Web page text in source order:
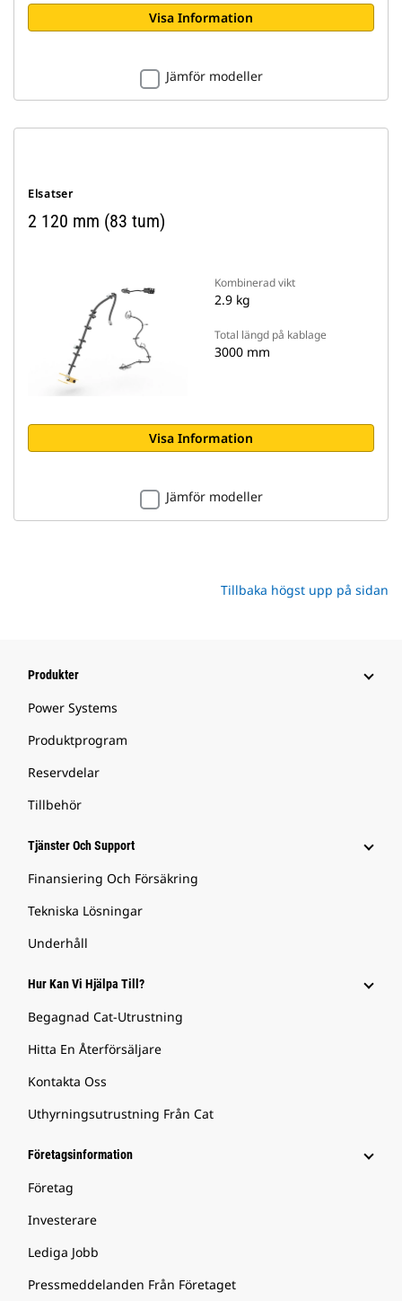
Visa Information
Jämför modeller
Elsatser
2 120 mm (83 tum)
Kombinerad vikt
2.9 kg
Total längd på kablage
3000 mm
Visa Information
Jämför modeller
Tillbaka högst upp på sidan
Produkter
Power Systems
Produktprogram
Reservdelar
Tillbehör
Tjänster Och Support
Finansiering Och Försäkring
Tekniska Lösningar
Underhåll
Hur Kan Vi Hjälpa Till?
Begagnad Cat-Utrustning
Hitta En Återförsäljare
Kontakta Oss
Uthyrningsutrustning Från Cat
Företagsinformation
Företag
Investerare
Lediga Jobb
Pressmeddelanden Från Företaget